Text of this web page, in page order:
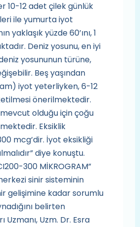
10-12 adet çilek günlük
ile yumurta iyot
yüzde 60’ını, 1
Deniz yosunu, en iyi
yosununun türüne,
Beş yaşından
iyot yeterliyken, 6-12
önerilmektedir.
olduğu için çoğu
Eksiklik
mcg’dir. İyot eksikliği
diye konuştu.
300 MİKROGRAM”
sinir sisteminin
gelişimine kadar sorumlu
belirten
Uzmanı, Uzm. Dr. Esra